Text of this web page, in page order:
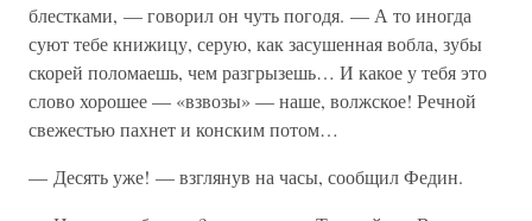
блестками, — говорил он чуть погодя. — А то иногда
суют тебе книжицу, серую, как засушенная вобла, зубы
скорей поломаешь, чем разгрызешь… И какое у тебя это
слово хорошее — «взвозы» — наше, волжское! Речной
свежестью пахнет и конским потом…
— Десять уже! — взглянув на часы, сообщил Федин.